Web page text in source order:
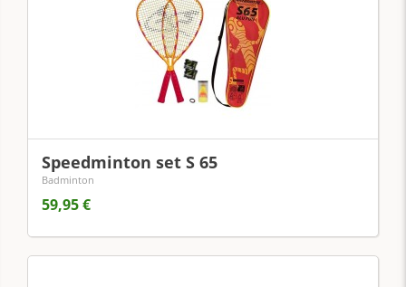
Speedminton set S 65
Badminton
59,95 €